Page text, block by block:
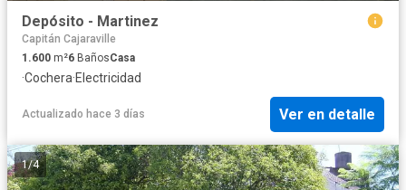
Depósito - Martinez
Capitán Cajaraville
1.600 m²6 BañosCasa
·Cochera·Electricidad
Actualizado hace 3 días Ver en detalle
1/4